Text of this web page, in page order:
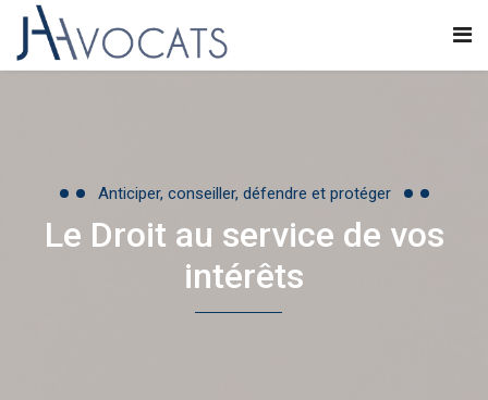
Anticiper, conseiller, défendre et protéger
Le Droit au service de vos
intérêts